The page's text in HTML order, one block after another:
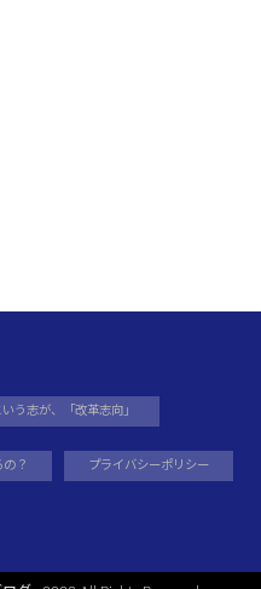
う志が、「改革志向」
の？ プライバシーポリシー